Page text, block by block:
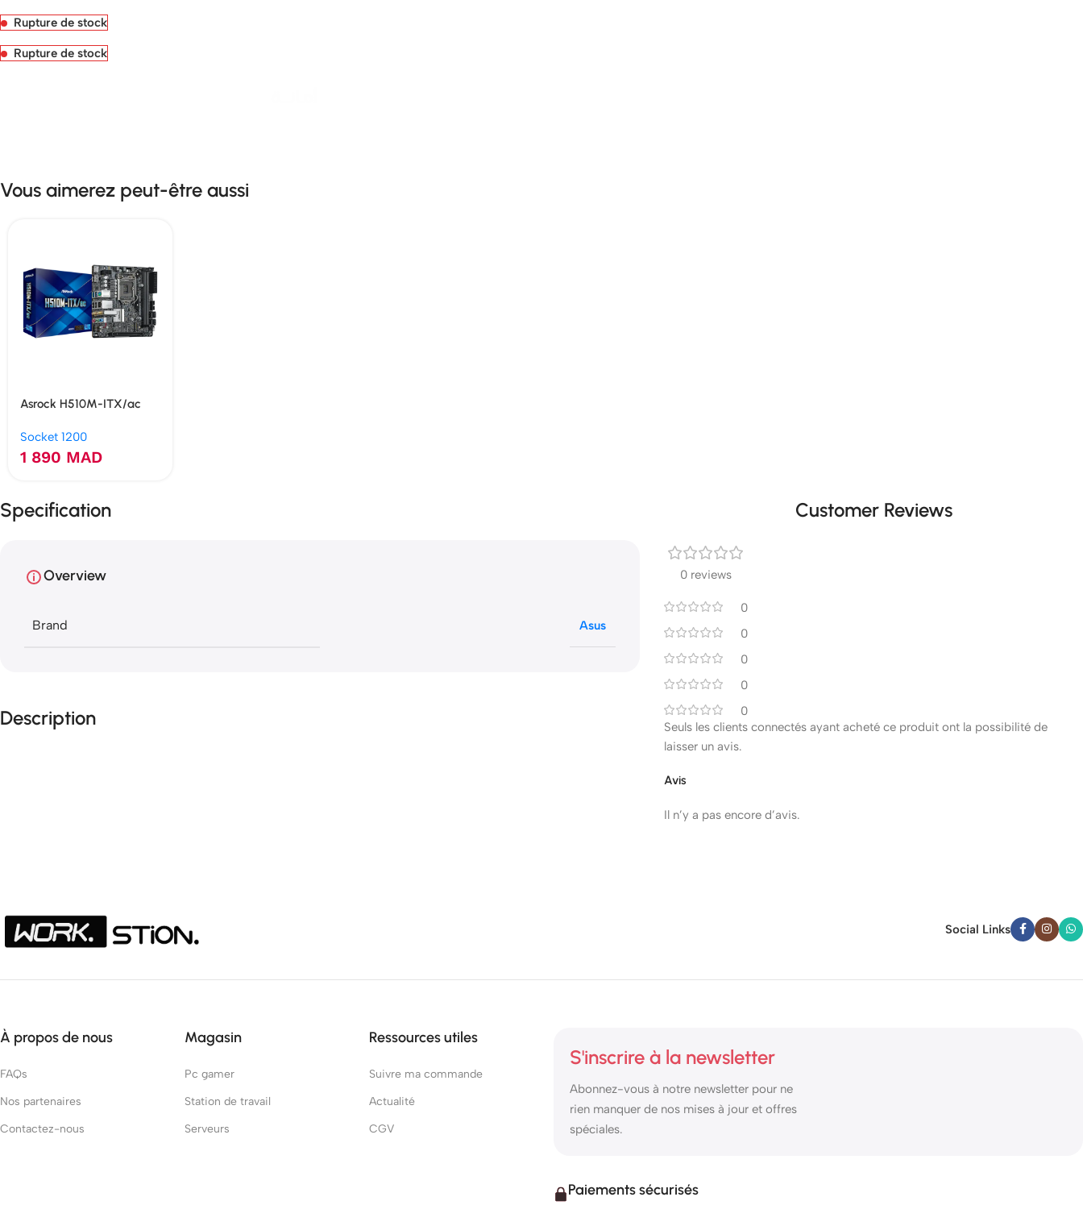
Rupture de stock
Rupture de stock
Vous aimerez peut-être aussi
Asrock H510M-ITX/ac
Socket 1200
1 890 MAD
Specification
Overview
Brand Asus
Description
Customer Reviews
0 reviews
0
0
0
0
0
Avis
Il n’y a pas encore d’avis.
Seuls les clients connectés ayant acheté ce produit ont la possibilité de
laisser un avis.
Social Links
À propos de nous
FAQs
Nos partenaires
Contactez-nous
Magasin
Pc gamer
Station de travail
Serveurs
Ressources utiles
Suivre ma commande
Actualité
CGV
S'inscrire à la newsletter
Abonnez-vous à notre newsletter pour ne
rien manquer de nos mises à jour et offres
spéciales.
Paiements sécurisés